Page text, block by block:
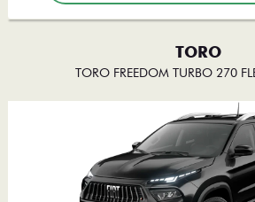
TORO
TORO FREEDOM TURBO 270